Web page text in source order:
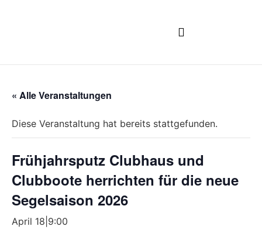
« Alle Veranstaltungen
Diese Veranstaltung hat bereits stattgefunden.
Frühjahrsputz Clubhaus und
Clubboote herrichten für die neue
Segelsaison 2026
April 18|9:00